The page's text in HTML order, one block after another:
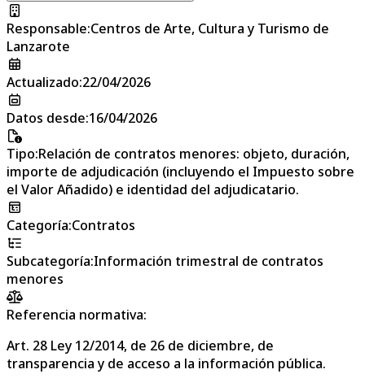
Responsable:Centros de Arte, Cultura y Turismo de
Lanzarote
Actualizado:22/04/2026
Datos desde:16/04/2026
Tipo:Relación de contratos menores: objeto, duración,
importe de adjudicación (incluyendo el Impuesto sobre
el Valor Añadido) e identidad del adjudicatario.
Categoría:Contratos
Subcategoría:Información trimestral de contratos
menores
Referencia normativa:
Art. 28 Ley 12/2014, de 26 de diciembre, de
transparencia y de acceso a la información pública.